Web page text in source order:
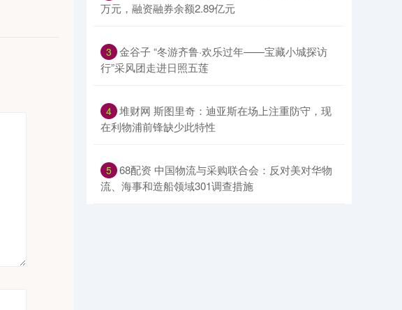
万元，融资融券余额2.89亿元
3 ​金谷子 “冬游齐鲁·欢乐过年——宝藏小城探访
行”采风团走进日照五莲
4 ​堆财网 斯图里奇：迪亚斯在场上注重防守，现
在利物浦前锋缺少此特性
5 ​68配资 中国物流与采购联合会：反对美对华物
流、海事和造船领域301调查措施